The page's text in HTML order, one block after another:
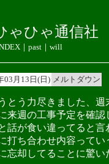
ゃひゃ通信社
｜ past｜ will
03月13日(日) メルトダウン
とう力尽きました、週
来週の工事予定を確認
話が食い違ってると言
打ち合わせ内容って
忘却してることに驚い